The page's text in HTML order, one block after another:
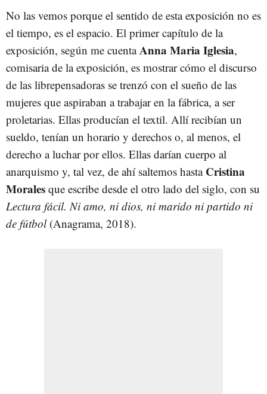
No las vemos porque el sentido de esta exposición no es
el tiempo, es el espacio. El primer capítulo de la
exposición, según me cuentaAnna Maria Iglesia,
comisaria de la exposición, es mostrar cómo el discurso
de las librepensadoras se trenzó con el sueño de las
mujeres que aspiraban a trabajar en la fábrica, a ser
proletarias. Ellas producían el textil. Allí recibían un
sueldo, tenían un horario y derechos o, al menos, el
derecho a luchar por ellos. Ellas darían cuerpo al
anarquismo y, tal vez, de ahí saltemos hasta Cristina
Morales que escribe desde el otro lado del siglo, con su
Lectura fácil. Ni amo, ni dios, ni marido ni partido ni
de fútbol (Anagrama, 2018).